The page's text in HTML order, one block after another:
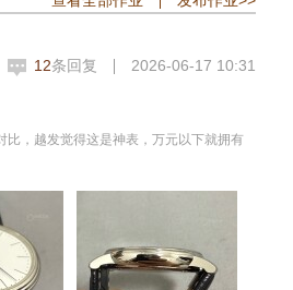
，越发觉得这是神表，万元以下就拥有
12条回复 2026-06-17 10:31